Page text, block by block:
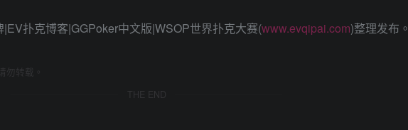
扑克博客|GGPoker中文版|WSOP世界扑克大赛(www.evqipai.com)整理发布。
转载。
THE END